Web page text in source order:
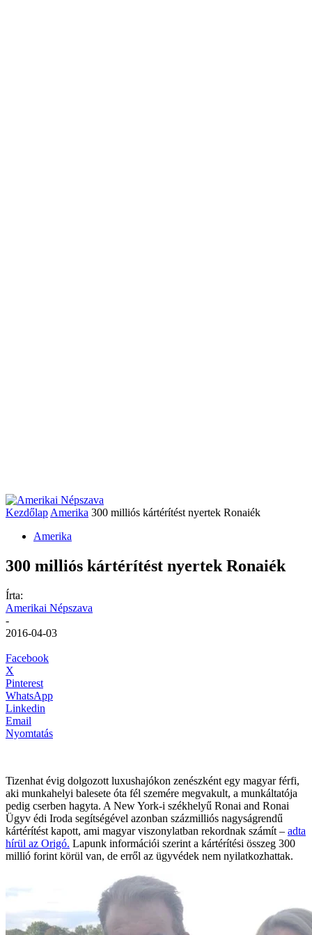
Kezdőlap Amerika 300 milliós kártérítést nyertek Ronaiék
Amerika
300 milliós kártérítést nyertek Ronaiék
Írta:
Amerikai Népszava
-
2016-04-03
Facebook
X
Pinterest
WhatsApp
Linkedin
Email
Nyomtatás
Tizenhat évig dolgozott luxushajókon zenészként egy magyar férfi,
aki munkahelyi balesete óta fél szemére megvakult, a munkáltatója
pedig cserben hagyta. A New York-i székhelyű Ronai and Ronai
Ügyv édi Iroda segítségével azonban százmilliós nagyságrendű
kártérítést kapott, ami magyar viszonylatban rekordnak számít – adta
hírül az Origó. Lapunk információi szerint a kártérítési összeg 300
millió forint körül van, de erről az ügyvédek nem nyilatkozhattak.